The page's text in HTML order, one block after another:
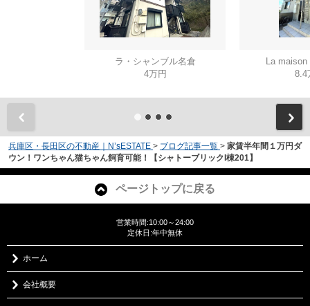
ラ・シャンブル名倉
4万円
La maison
8.4
兵庫区・長田区の不動産｜N’sESTATE > ブログ記事一覧 > 家賃半年間１万円ダ
ウン！ワンちゃん猫ちゃん飼育可能！【シャトーブリックI棟201】
ページトップに戻る
営業時間:10:00～24:00
定休日:年中無休
ホーム
会社概要